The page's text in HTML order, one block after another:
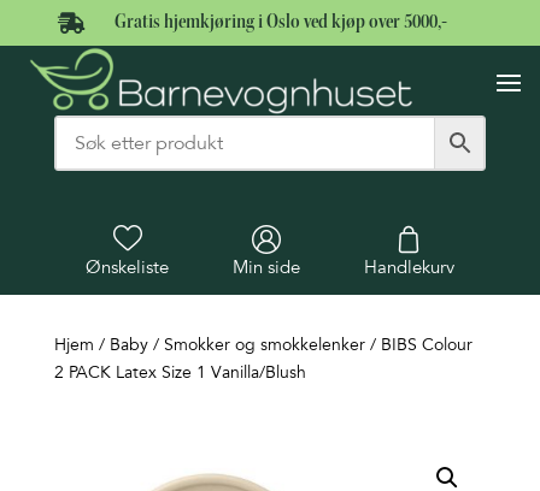
 Gratis hjemkjøring i Oslo ved kjøp over 5000,-
Ønskeliste Min side Handlekurv
Hjem / Baby/ Smokker og smokkelenker/ BIBS Colour
2 PACK Latex Size 1 Vanilla/Blush